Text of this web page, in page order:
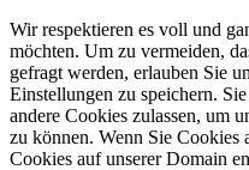
Wir respektieren es voll und
möchten. Um zu vermeiden,
gefragt werden, erlauben Sie
Einstellungen zu speichern.
andere Cookies zulassen, um
zu können. Wenn Sie Cookies
Cookies auf unserer Domain